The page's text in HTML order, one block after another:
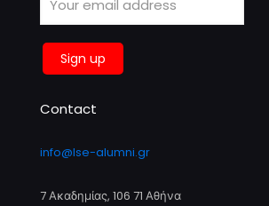
Contact
info@lse-alumni.gr
7 Ακαδημίας, 106 71 Αθήνα